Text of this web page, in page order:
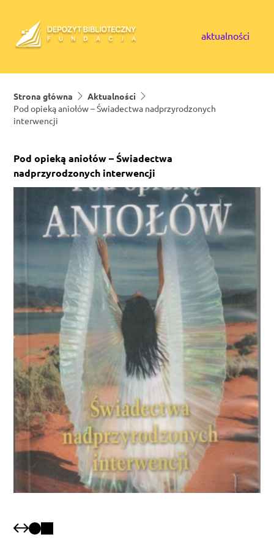
aktualności
Strona główna
Aktualności
Pod opieką aniołów – Świadectwa nadprzyrodzonych
interwencji
Pod opieką aniołów – Świadectwa
nadprzyrodzonych interwencji